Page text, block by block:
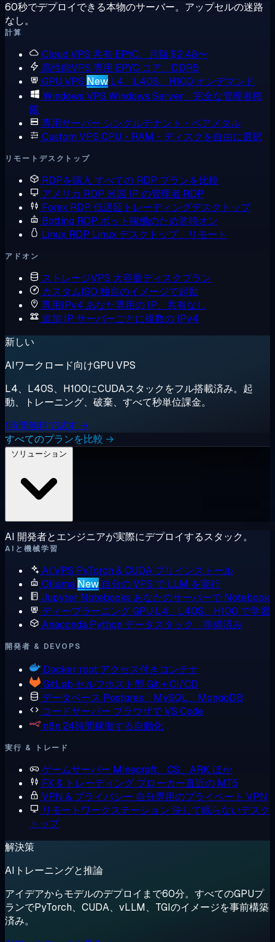
60秒でデプロイできる本物のサーバー。アップセルの迷路
なし。
計算
Cloud VPS 共有 EPYC、月額 $2.48〜
高性能VPS 専用 EPYC コア、DDR5
GPU VPS New L4、L40S、H100 オンデマンド
Windows VPS Windows Server、完全な管理者権
限
専用サーバー シングルテナント・ベアメタル
Custom VPS CPU・RAM・ディスクを自由に選択
リモートデスクトップ
RDPを購入 すべての RDP プランを比較
アメリカ RDP 米国 IP の管理者 RDP
Forex RDP 低遅延トレーディングデスクトップ
Botting RDP ボット稼働のため常時オン
Linux RDP Linux デスクトップ、リモート
アドオン
ストレージVPS 大容量ディスクプラン
カスタムISO 独自のイメージで起動
専用IPv4 あなた専用の IP、共有なし
追加 IP サーバーごとに複数の IPv4
新しい
AIワークロード向けGPU VPS
L4、L40S、H100にCUDAスタックをフル搭載済み。起
動、トレーニング、破棄、すべて秒単位課金。
1時間無料で試す →
すべてのプランを比較 →
AI 開発者とエンジニアが実際にデプロイするスタック。
AIと機械学習
AI VPS PyTorch & CUDA プリインストール
Ollama New 自分の VPS で LLM を実行
Jupyter Notebooks あなたのサーバーで Notebook
ディープラーニング GPU L4、L40S、H100 で学習
Anaconda Python データスタック、準備済み
開発者 & DEVOPS
Docker root アクセス付きコンテナ
GitLab セルフホスト型 Git + CI/CD
データベース Postgres、MySQL、MongoDB
コードサーバー ブラウザで VS Code
n8n 24時間稼働する自動化
実行 & トレード
ゲームサーバー Minecraft、CS、ARK ほか
FX & トレーディング ブローカー直近の MT5
VPN & プライバシー 自分専用のプライベート VPN
リモートワークステーション 決して眠らないデスク
トップ
解決策
AIトレーニングと推論
アイデアからモデルのデプロイまで60分。すべてのGPUプ
ランでPyTorch、CUDA、vLLM、TGIのイメージを事前構築
済み。